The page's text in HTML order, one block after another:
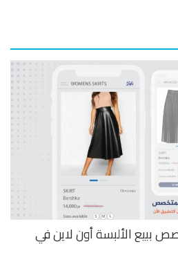
الألبسة أون لاين في